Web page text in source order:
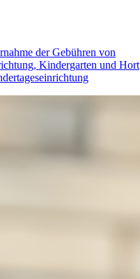
der Gebühren von
Kindergarten und Hort